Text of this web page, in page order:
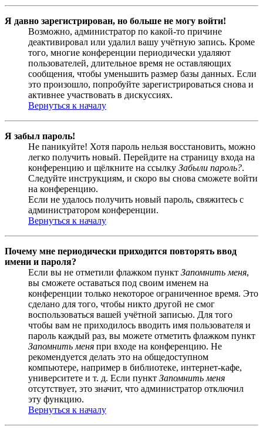
Я давно зарегистрирован, но больше не могу войти!
Возможно, администратор по какой-то причине
деактивировал или удалил вашу учётную запись. Кроме
того, многие конференции периодически удаляют
пользователей, длительное время не оставляющих
сообщения, чтобы уменьшить размер базы данных. Если
это произошло, попробуйте зарегистрироваться снова и
активнее участвовать в дискуссиях.
Вернуться к началу
Я забыл пароль!
Не паникуйте! Хотя пароль нельзя восстановить, можно
легко получить новый. Перейдите на страницу входа на
конференцию и щёлкните на ссылку Забыли пароль?.
Следуйте инструкциям, и скоро вы снова сможете войти
на конференцию.
Если не удалось получить новый пароль, свяжитесь с
администратором конференции.
Вернуться к началу
Почему мне периодически приходится повторять ввод
имени и пароля?
Если вы не отметили флажком пункт Запомнить меня,
вы сможете оставаться под своим именем на
конференции только некоторое ограниченное время. Это
сделано для того, чтобы никто другой не смог
воспользоваться вашей учётной записью. Для того
чтобы вам не приходилось вводить имя пользователя и
пароль каждый раз, вы можете отметить флажком пункт
Запомнить меня при входе на конференцию. Не
рекомендуется делать это на общедоступном
компьютере, например в библиотеке, интернет-кафе,
университете и т. д. Если пункт Запомнить меня
отсутствует, это значит, что администратор отключил
эту функцию.
Вернуться к началу